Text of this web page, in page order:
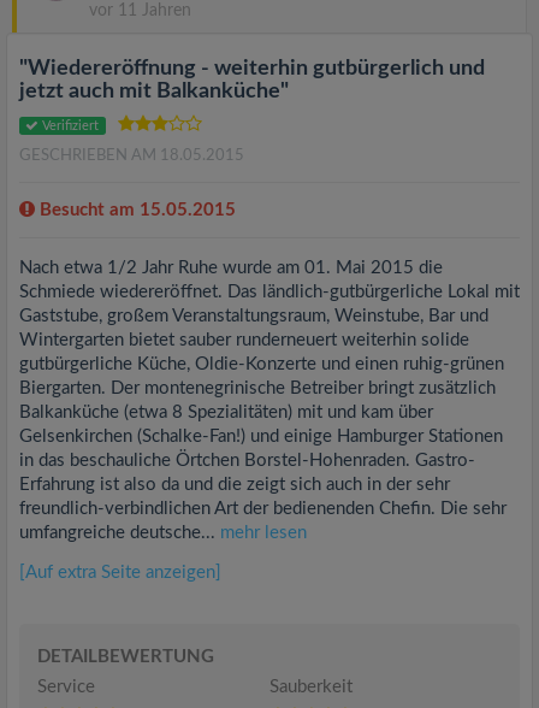
vor 11 Jahren
"Wiedereröffnung - weiterhin gutbürgerlich und
jetzt auch mit Balkanküche"
Verifiziert
GESCHRIEBEN AM 18.05.2015
Besucht am 15.05.2015
Nach etwa 1/2 Jahr Ruhe wurde am 01. Mai 2015 die
Schmiede wiedereröffnet. Das ländlich-gutbürgerliche Lokal mit
Gaststube, großem Veranstaltungsraum, Weinstube, Bar und
Wintergarten bietet sauber runderneuert weiterhin solide
gutbürgerliche Küche, Oldie-Konzerte und einen ruhig-grünen
Biergarten. Der montenegrinische Betreiber bringt zusätzlich
Balkanküche (etwa 8 Spezialitäten) mit und kam über
Gelsenkirchen (Schalke-Fan!) und einige Hamburger Stationen
in das beschauliche Örtchen Borstel-Hohenraden. Gastro-
Erfahrung ist also da und die zeigt sich auch in der sehr
freundlich-verbindlichen Art der bedienenden Chefin. Die sehr
umfangreiche deutsche... mehr lesen
[Auf extra Seite anzeigen]
DETAILBEWERTUNG
Service
Sauberkeit